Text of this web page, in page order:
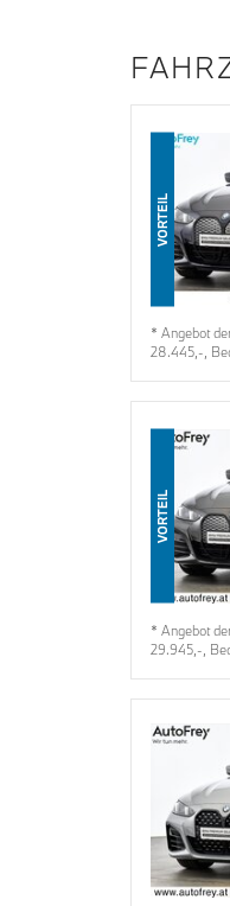
VORTEIL
* Angebot
28.445,-,
VORTEIL
* Angebot
29.945,-,